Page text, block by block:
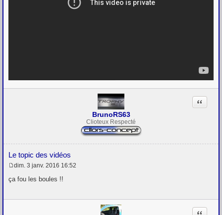
BrunoRS63
Clioteux Respecté
Le topic des vidéos
Citation
e
a
dim. 3 janv. 2016 16:52
ça fou les boules !!
Citation